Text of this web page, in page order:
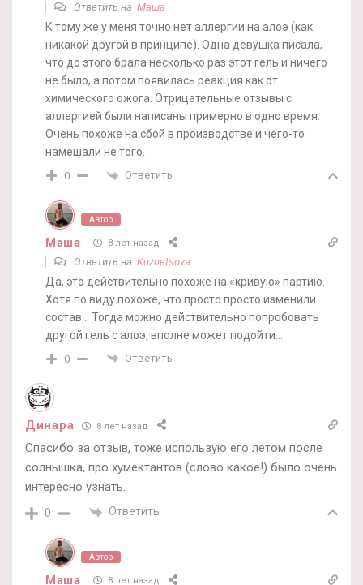
Ответить на Маша
К тому же у меня точно нет аллергии на алоэ (как
никакой другой в принципе). Одна девушка писала,
что до этого брала несколько раз этот гель и ничего
не было, а потом появилась реакция как от
химического ожога. Отрицательные отзывы с
аллергией были написаны примерно в одно время.
Очень похоже на сбой в производстве и чего-то
намешали не того.
0 Ответить
Автор
Маша 8 лет назад
Ответить на Kuznetsova
Да, это действительно похоже на «кривую» партию.
Хотя по виду похоже, что просто просто изменили
состав… Тогда можно действительно попробовать
другой гель с алоэ, вполне может подойти…
0 Ответить
Динара 8 лет назад
Спасибо за отзыв, тоже использую его летом после
солнышка, про хумектантов (слово какое!) было очень
интересно узнать.
0 Ответить
Автор
Маша 8 лет назад